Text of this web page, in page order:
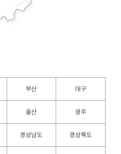
부산 대구
울산 광주
경상남도 경상북도